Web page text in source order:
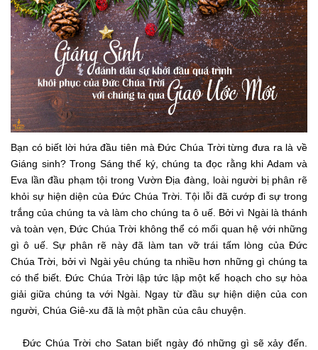
Bạn có biết lời hứa đầu tiên mà Đức Chúa Trời từng đưa ra là về
Giáng sinh? Trong Sáng thế ký, chúng ta đọc rằng khi Adam và
Eva lần đầu phạm tội trong Vườn Địa đàng, loài người bị phân rẽ
khỏi sự hiện diện của Đức Chúa Trời. Tội lỗi đã cướp đi sự trong
trắng của chúng ta và làm cho chúng ta ô uế. Bởi vì Ngài là thánh
và toàn vẹn, Đức Chúa Trời không thể có mối quan hệ với những
gì ô uế. Sự phân rẽ này đã làm tan vỡ trái tấm lòng của Đức
Chúa Trời, bởi vì Ngài yêu chúng ta nhiều hơn những gì chúng ta
có thể biết. Đức Chúa Trời lập tức lập một kế hoạch cho sự hòa
giải giữa chúng ta với Ngài. Ngay từ đầu sự hiện diện của con
người, Chúa Giê-xu đã là một phần của câu chuyện.
Đức Chúa Trời cho Satan biết ngày đó những gì sẽ xảy đến.